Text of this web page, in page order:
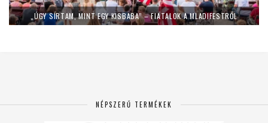
„ÚGY SÍRTAM, MINT EGY KISBABA” – FIATALOK A MLADIFESTRŐL
NÉPSZERŰ TERMÉKEK